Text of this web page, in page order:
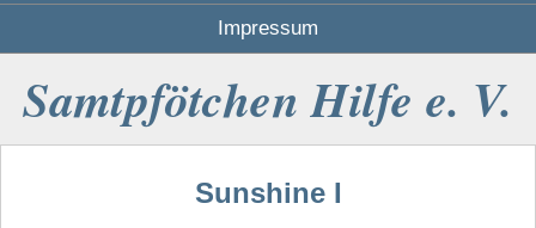
Impressum
Samtpfötchen Hilfe e. V.
Sunshine I